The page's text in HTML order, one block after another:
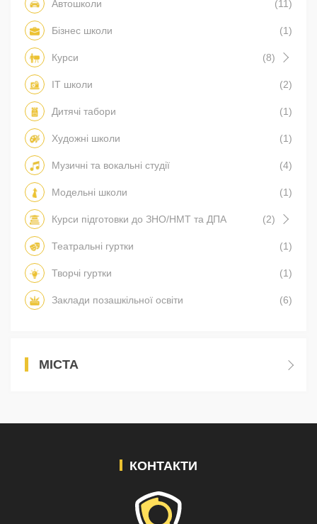
Автошколи (11)
Бізнес школи (1)
Курси (8)
IT школи (2)
Дитячі табори (1)
Художні школи (1)
Музичні та вокальні студії (4)
Модельні школи (1)
Курси підготовки до ЗНО/НМТ та ДПА (2)
Театральні гуртки (1)
Творчі гуртки (1)
Заклади позашкільної освіти (6)
МІСТА
КОНТАКТИ